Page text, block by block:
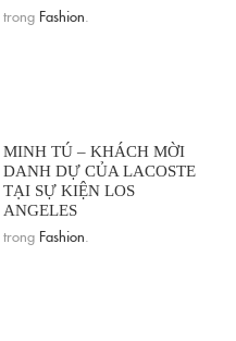
trong Fashion
MINH TÚ – KHÁCH MỜI
DANH DỰ CỦA LACOSTE
TẠI SỰ KIỆN LOS
ANGELES
trong Fashion